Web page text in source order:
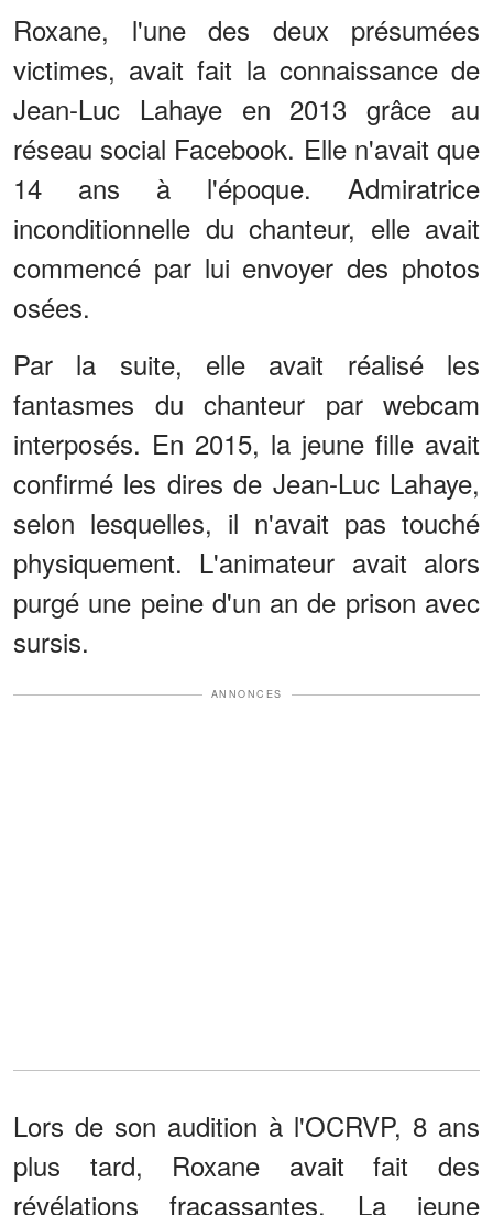
Roxane, l'une des deux présumées
victimes, avait fait la connaissance de
Jean-Luc Lahaye en 2013 grâce au
réseau social Facebook. Elle n'avait que
14 ans à l'époque. Admiratrice
inconditionnelle du chanteur, elle avait
commencé par lui envoyer des photos
osées.
Par la suite, elle avait réalisé les
fantasmes du chanteur par webcam
interposés. En 2015, la jeune fille avait
confirmé les dires de Jean-Luc Lahaye,
selon lesquelles, il n'avait pas touché
physiquement. L'animateur avait alors
purgé une peine d'un an de prison avec
sursis.
ANNONCES
Lors de son audition à l'OCRVP, 8 ans
plus tard, Roxane avait fait des
révélations fracassantes. La jeune